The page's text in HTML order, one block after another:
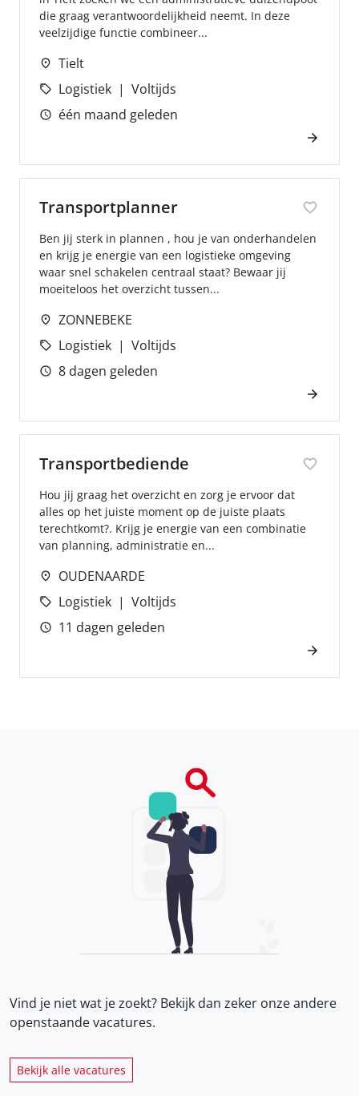
die graag verantwoordelijkheid neemt. In deze
veelzijdige functie combineer...
Tielt
Logistiek
Voltijds
één maand geleden
Transportplanner
Ben jij sterk in plannen , hou je van onderhandelen
en krijg je energie van een logistieke omgeving
waar snel schakelen centraal staat? Bewaar jij
moeiteloos het overzicht tussen...
ZONNEBEKE
Logistiek
Voltijds
8 dagen geleden
Transportbediende
Hou jij graag het overzicht en zorg je ervoor dat
alles op het juiste moment op de juiste plaats
terechtkomt?. Krijg je energie van een combinatie
van planning, administratie en...
OUDENAARDE
Logistiek
Voltijds
11 dagen geleden
Vind je niet wat je zoekt? Bekijk dan zeker onzeandere
openstaande vacatures.
Bekijk alle vacatures